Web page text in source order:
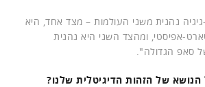
נהנית משני העולמות – מצד אחד, היא
אפיסטי, ומהצד השני היא נהנית
סאפ הגדולה".
הנושא של הזהות הדיגיטלית שלנו?